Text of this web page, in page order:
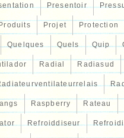
Presentoir
Produits Projet Protection
Quelques Quels Quip
Radial Radiasud
Raspberry Rateau
Refroiddiseur Refroidi